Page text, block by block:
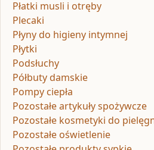
Płatki musli i otręby
Plecaki
Płyny do higieny intymnej
Płytki
Podsłuchy
Półbuty damskie
Pompy ciepła
Pozostałe artykuły spożywcze
Pozostałe kosmetyki do
Pozostałe oświetlenie